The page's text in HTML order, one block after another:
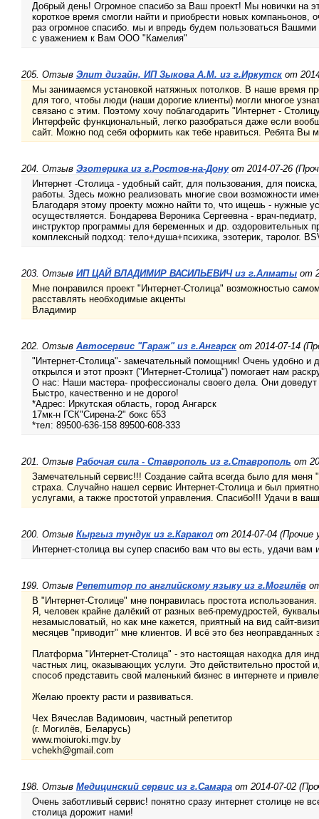
Добрый день! Огромное спасибо за Ваш проект! Мы новички на
короткое время смогли найти и приобрести новых
раз огромное спасибо. мы и впредь будем пользоваться Вашими
с уважением к Вам ООО "Камелия"
205. Отзыв Элит дизайн, ИП Зыкова А.М. из г.Иркутск от
Мы занимаемся установкой натяжных потолков. В наше время
для того, чтобы люди (наши дорогие клиенты) могли многое
связано с этим. Поэтому хочу поблагодарить "Интернет -
Интерфейс функциональный, легко разобраться даже если
сайт. Можно под себя оформить как тебе нравиться. Ребята
204. Отзыв Эзотерика из г.Ростов-на-Донуот 2014-07-26
Интернет -Столица - удобный сайт, для пользования, для
работы. Здесь можно реализовать многие свои возможности
Благодаря этому проекту можно найти то, что ищешь - нужные
осуществляется. Бондарева Вероника Сергеевна - врач-
инструктор программы для беременных и др. оздоровительных
комплексный подход: тело+душа+психика, эзотерик, таролог.
203. Отзыв ИП ЦАЙ ВЛАДИМИР ВАСИЛЬЕВИЧ из г.Алматы от
Мне понравился проект "Интернет-Столица" возможностью
расставлять необходимые акценты
Владимир
202. Отзыв Автосервис "Гараж" из г.Ангарск от 2014-07-14
"Интернет-Столица"- замечательный помощник! Очень удобно и
открылся и этот проэкт ("Интернет-Столица") помогает нам
О нас: Наши мастера- профессионалы своего дела. Они
Быстро, качественно и не дорого!
*Адрес: Иркутская область, город Ангарск
17мк-н ГСК"Сирена-2" бокс 653
*тел: 89500-636-158 89500-608-333
201. Отзыв Рабочая сила - Ставрополь из г.Ставрополь от
Замечательный сервис!!! Создание сайта всегда было для
страха. Случайно нашел сервис Интернет-Столица и был
услугами, а также простотой управления. Спасибо!!! Удачи в
200. Отзыв Кыргыз тундук из г.Каракол от 2014-07-04 (Прочие
Интернет-столица вы супер спасибо вам что вы есть, удачи вам
199. Отзыв Репетитор по английскому языку из г.Могилёв
В "Интернет-Столице" мне понравилась простота
Я, человек крайне далёкий от разных веб-премудростей,
незамысловатый, но как мне кажется, приятный на вид сайт-
месяцев "приводит" мне клиентов. И всё это без неоправданных
Платформа "Интернет-Столица" - это настоящая находка для
частных лиц, оказывающих услуги. Это действительно простой
способ представить свой маленький бизнес в интернете и
Желаю проекту расти и развиваться.
Чех Вячеслав Вадимович, частный репетитор
(г. Могилёв, Беларусь)
www.moiuroki.mgv.by
vchekh@gmail.com
198. Отзыв Медицинский сервис из г.Самара от 2014-07-02
Очень заботливый сервис! понятно сразу интернет столице не
столица дорожит нами!